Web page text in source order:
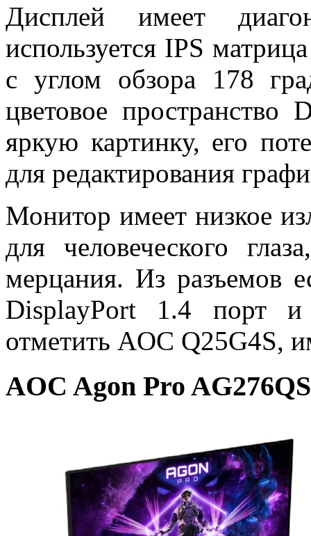
Дисплей имеет
используется IPS
с углом обзора 178
цветовое
яркую картинку, его
для редактирования
Монитор имеет низкое
для человеческого
мерцания. Из разъемов
DisplayPort 1.4 порт
отметить AOC Q25G4S,
AOC Agon Pro